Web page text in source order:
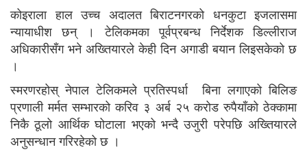
कोइराला हाल उच्च अदालत बिराटनगरको धनकुटा इजलासमा
न्यायाधीश छन् । टेलिकमका पूर्वप्रबन्ध निर्देशक डिल्लीराज
अधिकारीसँग भने अख्तियारले केही दिन अगाडी बयान लिइसकेको छ
।
स्मरणरहोस् नेपाल टेलिकमले प्रतिस्पर्धा बिना लगाएको बिलिङ
प्रणाली मर्मत सम्भारको करिव ३ अर्ब २५ करोड रुपैयाँको ठेक्कामा
निकै ठूलो आर्थिक घोटाला भएको भन्दै उजुरी परेपछि अख्तियारले
अनुसन्धान गरिरहेको छ ।